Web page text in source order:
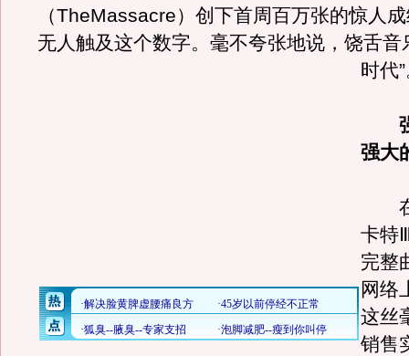
（TheMassacre）创下首周百万张的惊人
无人触及这个数字。 毫不夸张地说，饶舌音
时代
强大
在
卡特
完整
网络
这丝
销售